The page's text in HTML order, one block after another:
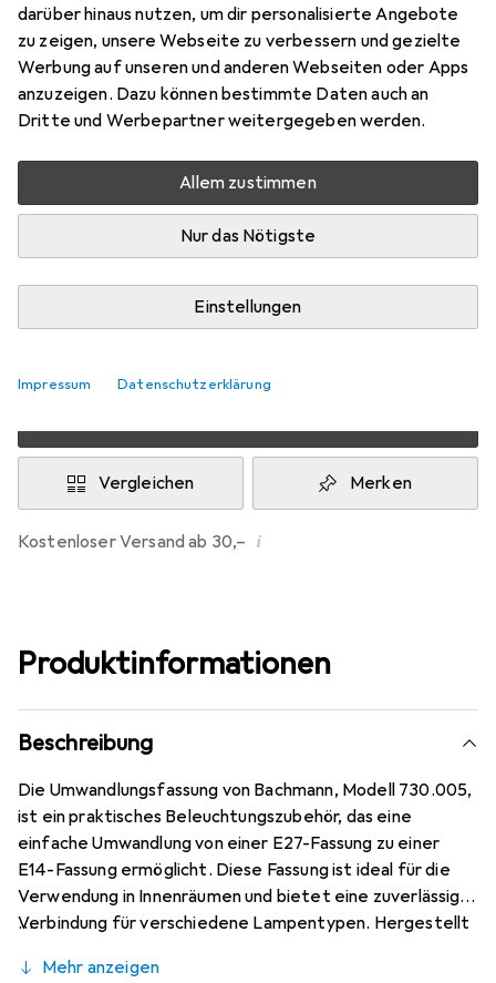
darüber hinaus nutzen, um dir personalisierte Angebote
zu zeigen, unsere Webseite zu verbessern und gezielte
Werbung auf unseren und anderen Webseiten oder Apps
anzuzeigen. Dazu können bestimmte Daten auch an
Dritte und Werbepartner weitergegeben werden.
Allem zustimmen
Nur das Nötigste
Einstellungen
Impressum Datenschutzerklärung
Preis in EUR inkl. MwSt.
Bewertungen Marke
Mehr von Bachmann
Zwischen Mo, 10.8. und Mi, 12.8. geliefert
Mehr als 10 Stück an Lager beim Lieferanten
Lieferort angeben für genaue Lieferzeit
pro Stück
EUR
4,99
pro Stück
pro Stück
Vergleichen Merken
Kostenloser Versand ab 30,– i
Produktinformationen
Beschreibung
Die Umwandlungsfassung von Bachmann, Modell 730.005,
ist ein praktisches Beleuchtungszubehör, das eine
einfache Umwandlung von einer E27-Fassung zu einer
E14-Fassung ermöglicht. Diese Fassung ist ideal für die
Verwendung in Innenräumen und bietet eine zuverlässige
Verbindung für verschiedene Lampentypen. Hergestellt
Langlebigkeit und Stabilität. Die Umwandlungsfassung ist
Mehr anzeigen